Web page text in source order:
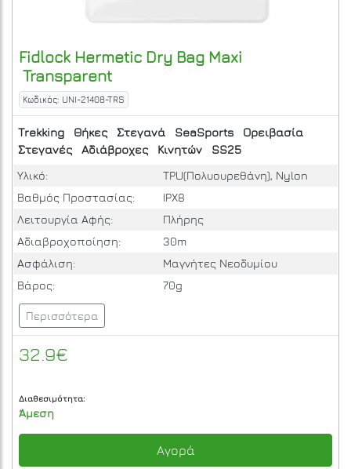
Fidlock Hermetic Dry Bag Maxi
Transparent
Κωδικός: UNI-21408-TRS
Trekking Θήκες Στεγανά SeaSports
Ορειβασία
Στεγανές
Αδιάβροχες Κινητών
SS25
Υλικό:
TPU(Πολυουρεθάνη), Nylon
Βαθμός Προστασίας:
IPΧ8
Λειτουργία Αφής:
Πλήρης
Αδιαβροχοποίηση:
30m
Ασφάλιση:
Μαγνήτες Νεοδυμίου
Βάρος:
70g
Περισσότερα
32.9€
Διαθεσιμότητα:
Άμεση
Αγορά